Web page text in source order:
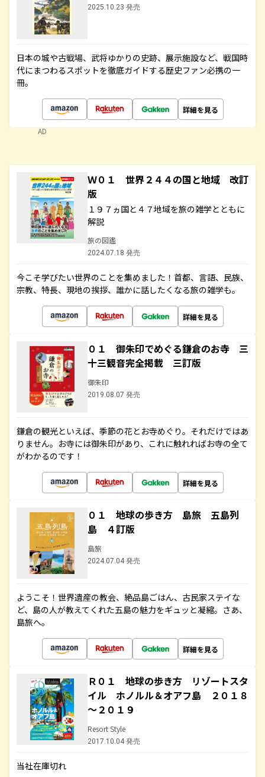
2025.10.23 発売
日本の城や古戦場、武将ゆかりの史跡、展示施設など、戦国時
代にまつわるスポットを徹底ガイドする歴史ファン必携の一
冊。
詳細を見る
AD
Ｗ０１ 世界２４４の国と地域 改訂
版
１９７ヵ国と４７地域を旅の雑学とともに
解説
旅の図鑑
2024.07.18 発売
今こそ学びたい世界のことを集めました！首都、言語、民族、
宗教、特長、現地の挨拶、誰かに話したくなる旅の雑学も。
詳細を見る
０１ 御朱印でめぐる鎌倉のお寺 三
十三観音完全掲載 三訂版
御朱印
2019.08.07 発売
鎌倉の観光といえば、季節の花とお寺めぐり。それだけではあ
りません。お寺には御朱印があり、これに触れればお寺の全て
がわかるのです！
詳細を見る
０１ 地球の歩き方 島旅 五島列
島 ４訂版
島旅
2024.07.04 発売
ようこそ！世界遺産の教会、絶品島ごはん、古民家ステイな
ど、島の人が教えてくれた五島の魅力をギュッと凝縮。さあ、
島旅へ。
詳細を見る
Ｒ０１ 地球の歩き方 リゾートスタ
イル ホノルル＆オアフ島 ２０１８
～２０１９
Resort Style
2017.10.04 発売
当社在庫切れ